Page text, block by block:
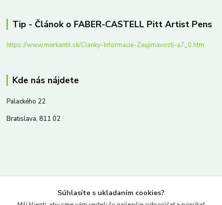
Tip - Článok o FABER-CASTELL Pitt Artist Pens
https://www.merkantil.sk/Clanky-Informacie-Zaujimavosti-a7_0.htm
Kde nás nájdete
Palackého 22
Bratislava, 811 02
www.merkantil.sk
Súhlasíte s ukladaním cookies?